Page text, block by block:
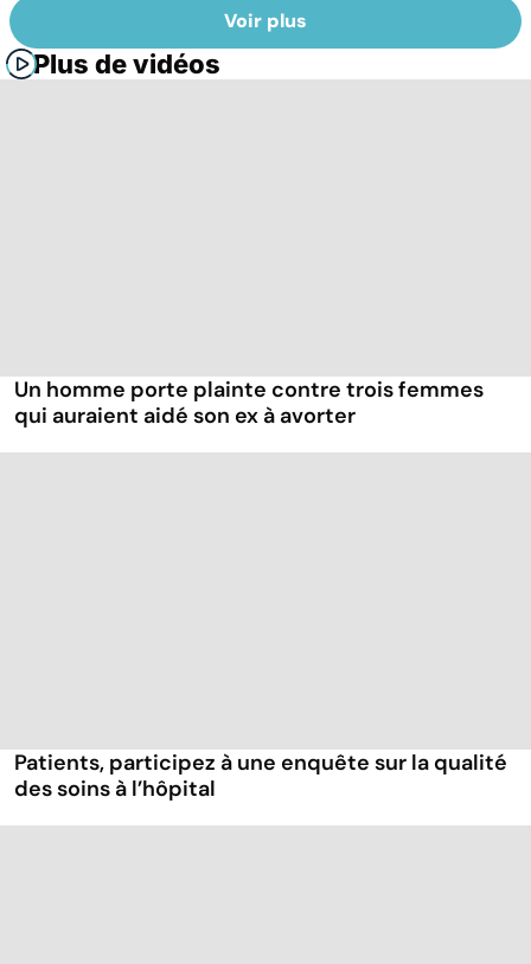
Voir plus
Plus de vidéos
Un homme porte plainte contre trois femmes
qui auraient aidé son ex à avorter
Patients, participez à une enquête sur la qualité
des soins à l’hôpital